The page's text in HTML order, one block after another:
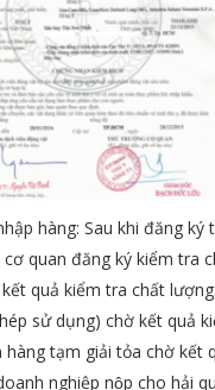
hàng: Sau khi đăng
quan đăng ký kiểm tra
quả kiểm tra chất
sử dụng) chờ kết quả
tạm giải tỏa chờ
nghiệp nộp cho hải